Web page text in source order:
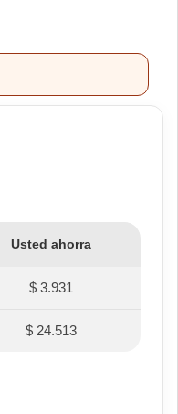
Usted ahorra
$ 3.931
$ 24.513